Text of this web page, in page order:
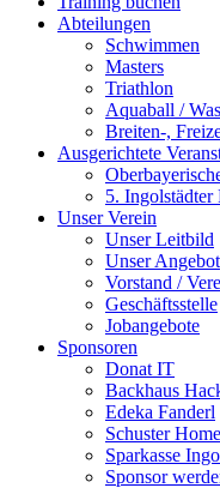
Abteilungen
Schwimmen
Masters
Triathlon
Aquaball /
Breiten-,
Ausgerichtete
5.
Unser Verein
Unser Leitbild
Unser Angebot
Vorstand /
Geschäftsstelle
Jobangebote
Sponsoren
Donat IT
Backhaus
Edeka Fanderl
Schuster
Sparkasse
Sponsor